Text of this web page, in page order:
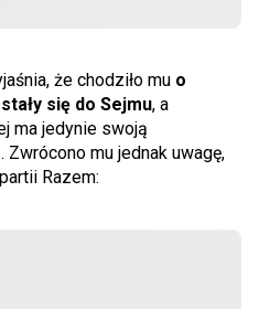
że chodziło mu o
się do Sejmu, a
ma jedynie swoją
Zwrócono mu jednak uwagę,
Razem: